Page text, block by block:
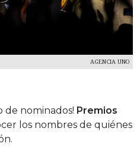
AGENCIA UNO
de nominados! Premios
los nombres de quiénes